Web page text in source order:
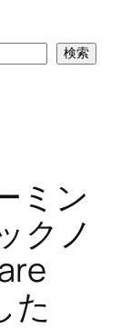
検索
ミン
クノ
た